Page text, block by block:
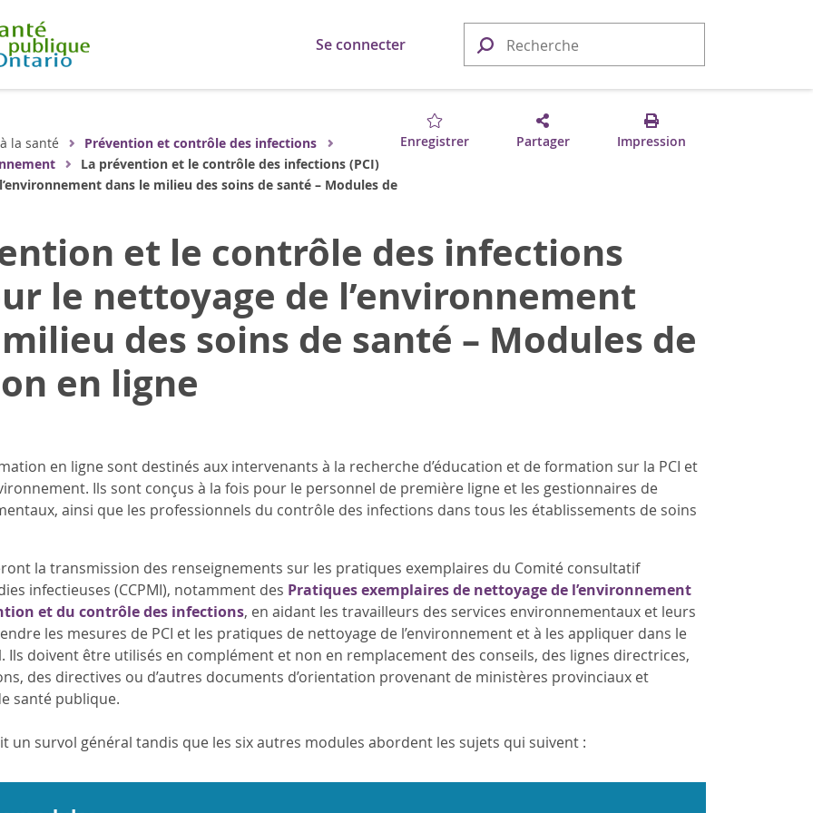
Se connecter
Enregistrer Partager Impression
la santé
Prévention et contrôle des infections
La prévention et le contrôle des infections (PCI)
dans le milieu des soins de santé – Modules de
et le contrôle des infections
le nettoyage de l’environnement
des soins de santé – Modules de
en ligne
en ligne sont destinés aux intervenants à la recherche d’éducation et de formation sur la PCI et
Ils sont conçus à la fois pour le personnel de première ligne et les gestionnaires de
ainsi que les professionnels du contrôle des infections dans tous les établissements de soins
la transmission des renseignements sur les pratiques exemplaires du Comité consultatif
infectieuses (CCPMI), notamment des Pratiques exemplaires de nettoyage de l’environnement
et du contrôle des infections, en aidant les travailleurs des services environnementaux et leurs
les mesures de PCI et les pratiques de nettoyage de l’environnement et à les appliquer dans le
Ils doivent être utilisés en complément et non en remplacement des conseils, des lignes directrices,
des directives ou d’autres documents d’orientation provenant de ministères provinciaux et
santé publique.
un survol général tandis que les six autres modules abordent les sujets qui suivent :